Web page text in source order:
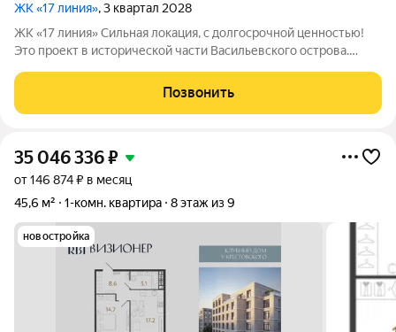
ЖК «17 линия», 3 квартал 2028
ЖК «17 линия» Сильная локация, с долгосрочной ценностью!
Это проект в исторической части Васильевского острова.
школы, детские сады, спортивная и культурная
инфраструктура. До метро
Позвонить
35 046 336₽
от 146 874 ₽ в месяц
45,6 м²
1-комн. квартира 8 этаж из 9
новостройка